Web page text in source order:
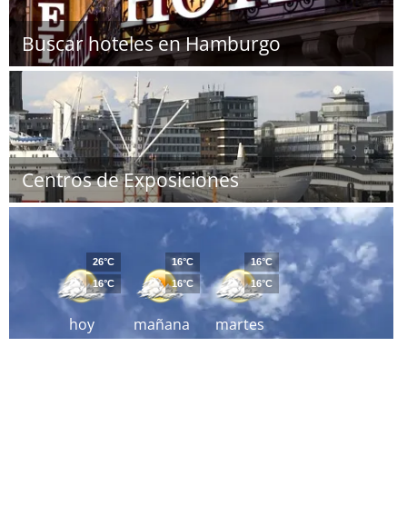
Buscar hoteles en Hamburgo
Centros de Exposiciones
hoy
26°C
16°C
mañana
16°C
16°C
martes
16°C
16°C